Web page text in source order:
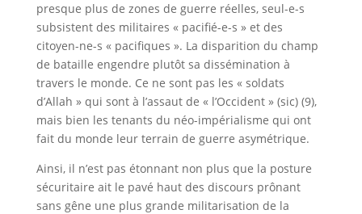
presque plus de zones de guerre réelles, seul-e-s
subsistent des militaires « pacifié-e-s » et des
citoyen-ne-s « pacifiques ». La disparition du champ
de bataille engendre plutôt sa dissémination à
travers le monde. Ce ne sont pas les « soldats
d’Allah » qui sont à l’assaut de « l’Occident » (sic) (9),
mais bien les tenants du néo-impérialisme qui ont
fait du monde leur terrain de guerre asymétrique.
Ainsi, il n’est pas étonnant non plus que la posture
sécuritaire ait le pavé haut des discours prônant
sans gêne une plus grande militarisation de la